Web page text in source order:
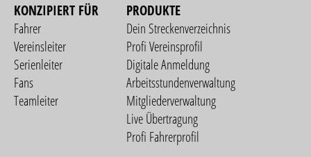
KONZIPIERT FÜR
Fahrer
Vereinsleiter
Serienleiter
Fans
Teamleiter
PRODUKTE
Dein Streckenverzeichnis
Profi Vereinsprofil
Digitale Anmeldung
Arbeitsstundenverwaltung
Mitgliederverwaltung
Live Übertragung
Profi Fahrerprofil